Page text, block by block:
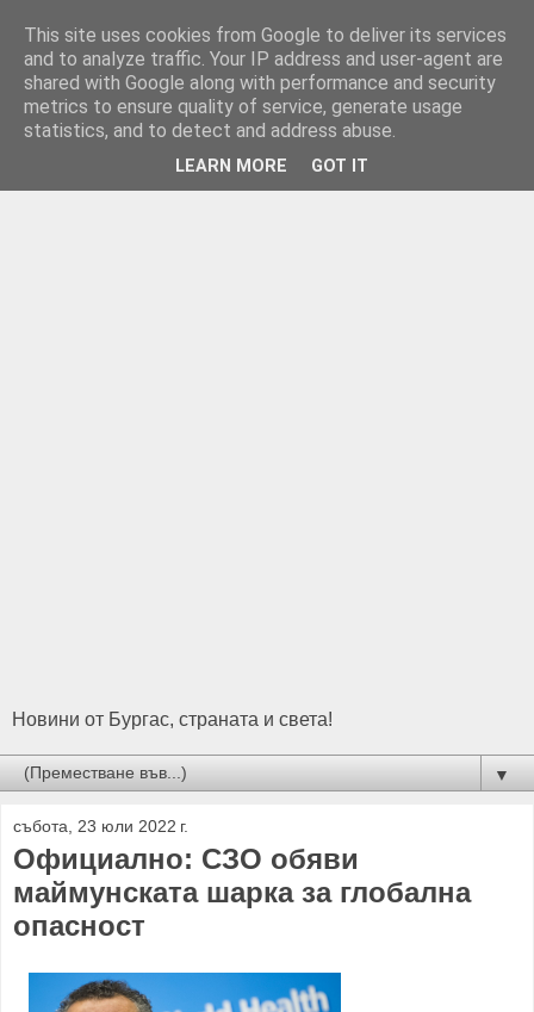
Новини от Бургас, страната и света!
▼
събота, 23 юли 2022 г.
Официално: СЗО обяви
маймунската шарка за глобална
опасност
This site uses cookies from Google to deliver its services
and to analyze traffic. Your IP address and user-agent are
shared with Google along with performance and security
metrics to ensure quality of service, generate usage
statistics, and to detect and address abuse.
LEARN MORE GOT IT